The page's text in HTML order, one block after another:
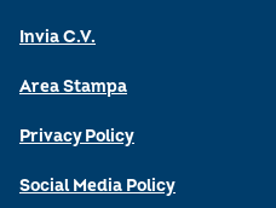
Invia C.V.
Area Stampa
Privacy Policy
Social Media Policy